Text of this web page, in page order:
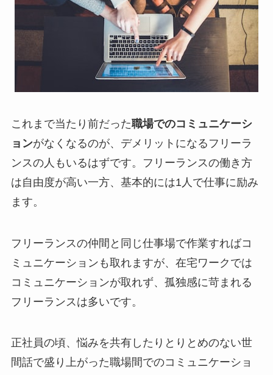
これまで当たり前だった職場でのコミュニケーシ
ョンがなくなるのが、デメリットになるフリーラ
ンスの人もいるはずです。フリーランスの働き方
は自由度が高い一方、基本的には1人で仕事に励み
ます。
フリーランスの仲間と同じ仕事場で作業すればコ
ミュニケーションも取れますが、在宅ワークでは
コミュニケーションが取れず、孤独感に苛まれる
フリーランスは多いです。
正社員の頃、悩みを共有したりとりとめのない世
間話で盛り上がった職場間でのコミュニケーショ